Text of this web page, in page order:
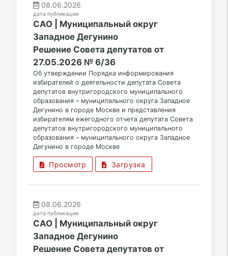
08.06.2026
дата публикации
САО | Муниципальный округ
Западное Дегунино
Решение Совета депутатов от
27.05.2026 № 6/36
Об утверждении Порядка информирования
избирателей о деятельности депутата Совета
депутатов внутригородского муниципального
образования – муниципального округа Западное
Дегунино в городе Москве и представления
избирателям ежегодного отчета депутата Совета
депутатов внутригородского муниципального
образования – муниципального округа Западное
Дегунино в городе Москве
Просмотр Загрузка
08.06.2026
дата публикации
САО | Муниципальный округ
Западное Дегунино
Решение Совета депутатов от